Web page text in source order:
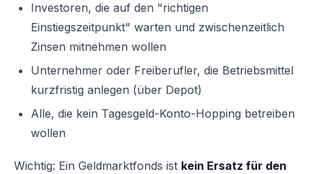
Investoren, die auf den "richtigen
Einstiegszeitpunkt" warten und zwischenzeitlich
Zinsen mitnehmen wollen
Unternehmer oder Freiberufler, die Betriebsmittel
kurzfristig anlegen (über Depot)
Alle, die kein Tagesgeld-Konto-Hopping betreiben
wollen
Wichtig: Ein Geldmarktfonds ist kein Ersatz für den